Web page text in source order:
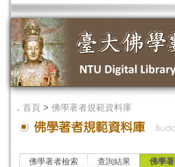
． 首頁 > 佛學著者規範資料庫
佛學著者檢索 查詢結果 佛學